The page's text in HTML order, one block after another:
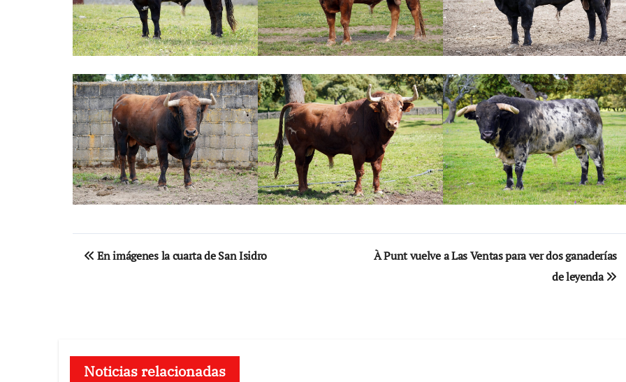
Navegación
En imágenes la cuarta de San Isidro
À Punt vuelve a Las Ventas para ver dos ganaderías
de leyenda
Noticias relacionadas